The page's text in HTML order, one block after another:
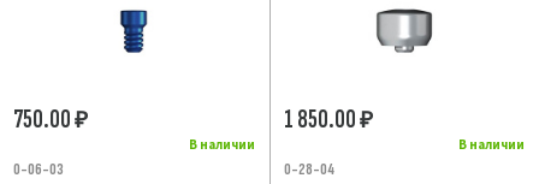
В наличии
750.00₽
0-06-03
В наличии
1 850.00₽
0-28-04